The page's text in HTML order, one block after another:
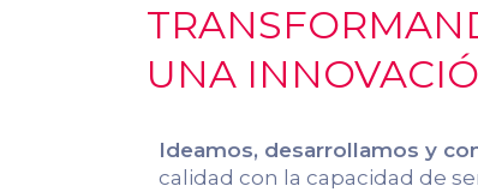
UNA
Ideamos, desarrollamos y
calidad con la capacidad de